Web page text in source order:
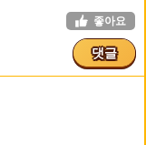
좋아요
댓글